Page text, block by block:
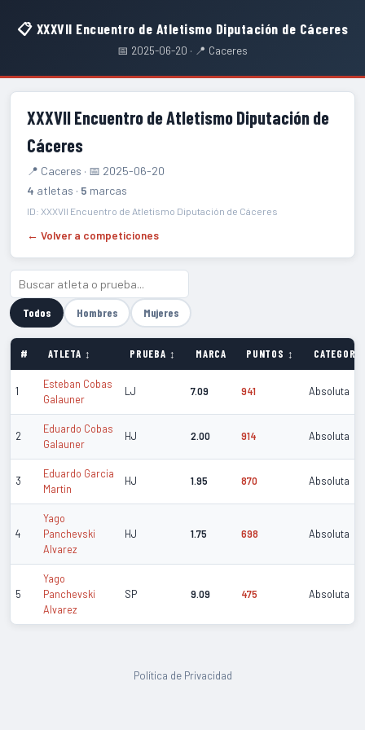
📋 XXXVII Encuentro de Atletismo Diputación de Cáceres
📅 2025-06-20 · 📍 Caceres
XXXVII Encuentro de Atletismo Diputación de
Cáceres
📍 Caceres · 📅 2025-06-20
4 atletas · 5 marcas
ID: XXXVII Encuentro de Atletismo Diputación de Cáceres
← Volver a competiciones
Todos Hombres Mujeres
# ATLETA ↕ PRUEBA ↕ MARCA PUNTOS ↕
1
Esteban Cobas
Galauner
LJ 7.09 941 Absoluta
2
Eduardo Cobas
Galauner
HJ 2.00 914 Absoluta
3
Eduardo Garcia
Martin
HJ 1.95 870 Absoluta
4
Yago
Panchevski
Alvarez
HJ 1.75 698 Absoluta
5
Yago
Panchevski
Alvarez
SP 9.09 475 Absoluta
Política de Privacidad